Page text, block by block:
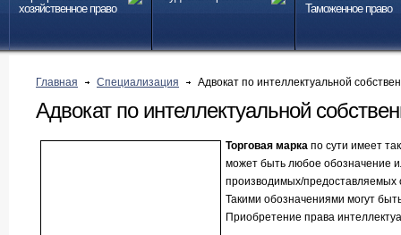
хозяйственное право
Таможенное право
Главная Специализация Адвокат по интеллектуальной
Адвокат по интеллектуальной
Торговая марка по сути имеет
может быть любое обозначение
производимых/предоставляемых
Такими обозначениями могут
Приобретение права